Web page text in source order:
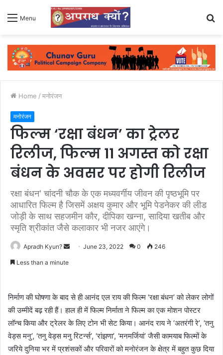
Menu
Home / मनोरंजन
मनोरंजन
फिल्म ‘रक्षा बंधन’ का ट्रेलर
रिलीज, फिल्म 11 अगस्त को रक्षा
बंधन के अवसर पर होगी रिलीज
रक्षा बंधन' चांदनी चौक के एक मध्यवर्गीय जीवन की पृष्ठभूमि पर
आधारित फिल्म है जिसमें अक्षय कुमार और भूमि पेडनेकर की लीड
जोड़ी के साथ सहजमीन कौर, दीपिका खन्ना, सादिया खतीब और
स्मृति श्रीकांत जैसे कलाकार भी नजर आएंगे।
Apradh Kyun?
a
a
June 23, 2022 0 246
Less than a minute
निर्माण की घोषणा के बाद से ही आनंद एल राय की फिल्म ‘रक्षा बंधन’ को लेकर लोगों
की उम्मीदें बढ़ रही हैं। हाल ही में फिल्म निर्माता ने फिल्म का एक मोशन पोस्टर
लॉन्च किया और ट्रेलर के लिए टोन भी सेट किया। आनंद राय ने ‘अतरंगी रे’, ‘तनु
वेड्स मनु’, ‘तनु वेड्स मनु रिटर्न्स’, ‘रांझणा’, ‘मनमर्जियां’ जैसी कामयाब फिल्मों के
जरिये दुनिया भर में प्रशंसकों और परिवारों को मनोरंजन के क्षेत्र में बहुत कुछ दिया